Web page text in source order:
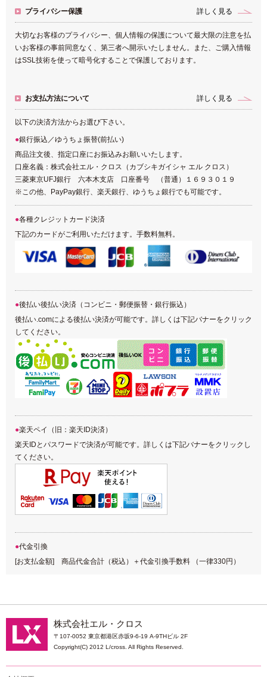
プライバシー保護 詳しく見る
大切なお客様のプライバシー、個人情報の保護について最大限の注意を払
いお客様の事前同意なく、第三者へ開示いたしません。また、ご購入情報
はSSL技術を使って暗号化することで保護しております。
お支払方法について 詳しく見る
以下の決済方法からお選び下さい。
銀行振込／ゆうちょ振替(前払い)
商品注文後、指定口座にお振込みお願いいたします。
口座名義：株式会社エル・クロス（カブシキガイシャ エル クロス）
三菱東京UFJ銀行 六本木支店 口座番号 （普通）１６９３０１９
※この他、PayPay銀行、楽天銀行、ゆうちょ銀行でも可能です。
各種クレジットカード決済
下記のカードがご利用いただけます。手数料無料。
後払い後払い決済（コンビニ・郵便振替・銀行振込）
後払い.comによる後払い決済が可能です。詳しくは下記バナーをクリック
してください。
楽天ペイ（旧：楽天ID決済）
楽天IDとパスワードで決済が可能です。詳しくは下記バナーをクリックし
てください。
代金引換
[お支払金額] 商品代金合計（税込）＋代金引換手数料 （一律330円）
株式会社エル・クロス
〒107-0052 東京都港区赤坂9-6-19 A-9THビル 2F
Copyright(C) 2012 L/cross. All Rights Reserved.